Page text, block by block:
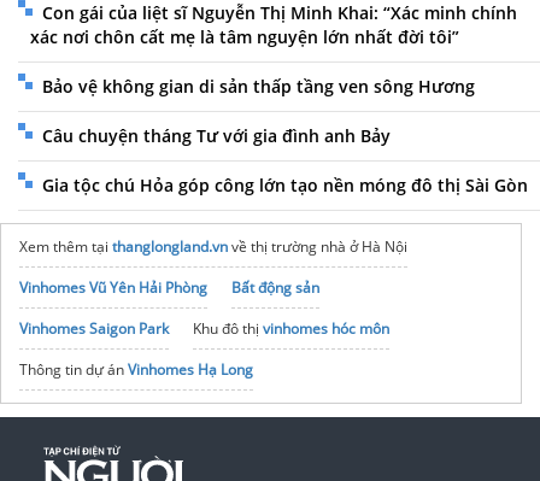
Con gái của liệt sĩ Nguyễn Thị Minh Khai: “Xác minh chính
xác nơi chôn cất mẹ là tâm nguyện lớn nhất đời tôi”
Bảo vệ không gian di sản thấp tầng ven sông Hương
Câu chuyện tháng Tư với gia đình anh Bảy
Gia tộc chú Hỏa góp công lớn tạo nền móng đô thị Sài Gòn
Xem thêm tại thanglongland.vnvề thị trường nhà ở Hà Nội
Vinhomes Vũ Yên Hải Phòng
Bất động sản
Vinhomes Saigon Park
Khu đô thị vinhomes hóc môn
Thông tin dự ánVinhomes Hạ Long
Chung cư Golden Crown Hải PhòngHơn cả sự mong đợi
noxh K Home Avenue Nhơn Trạch